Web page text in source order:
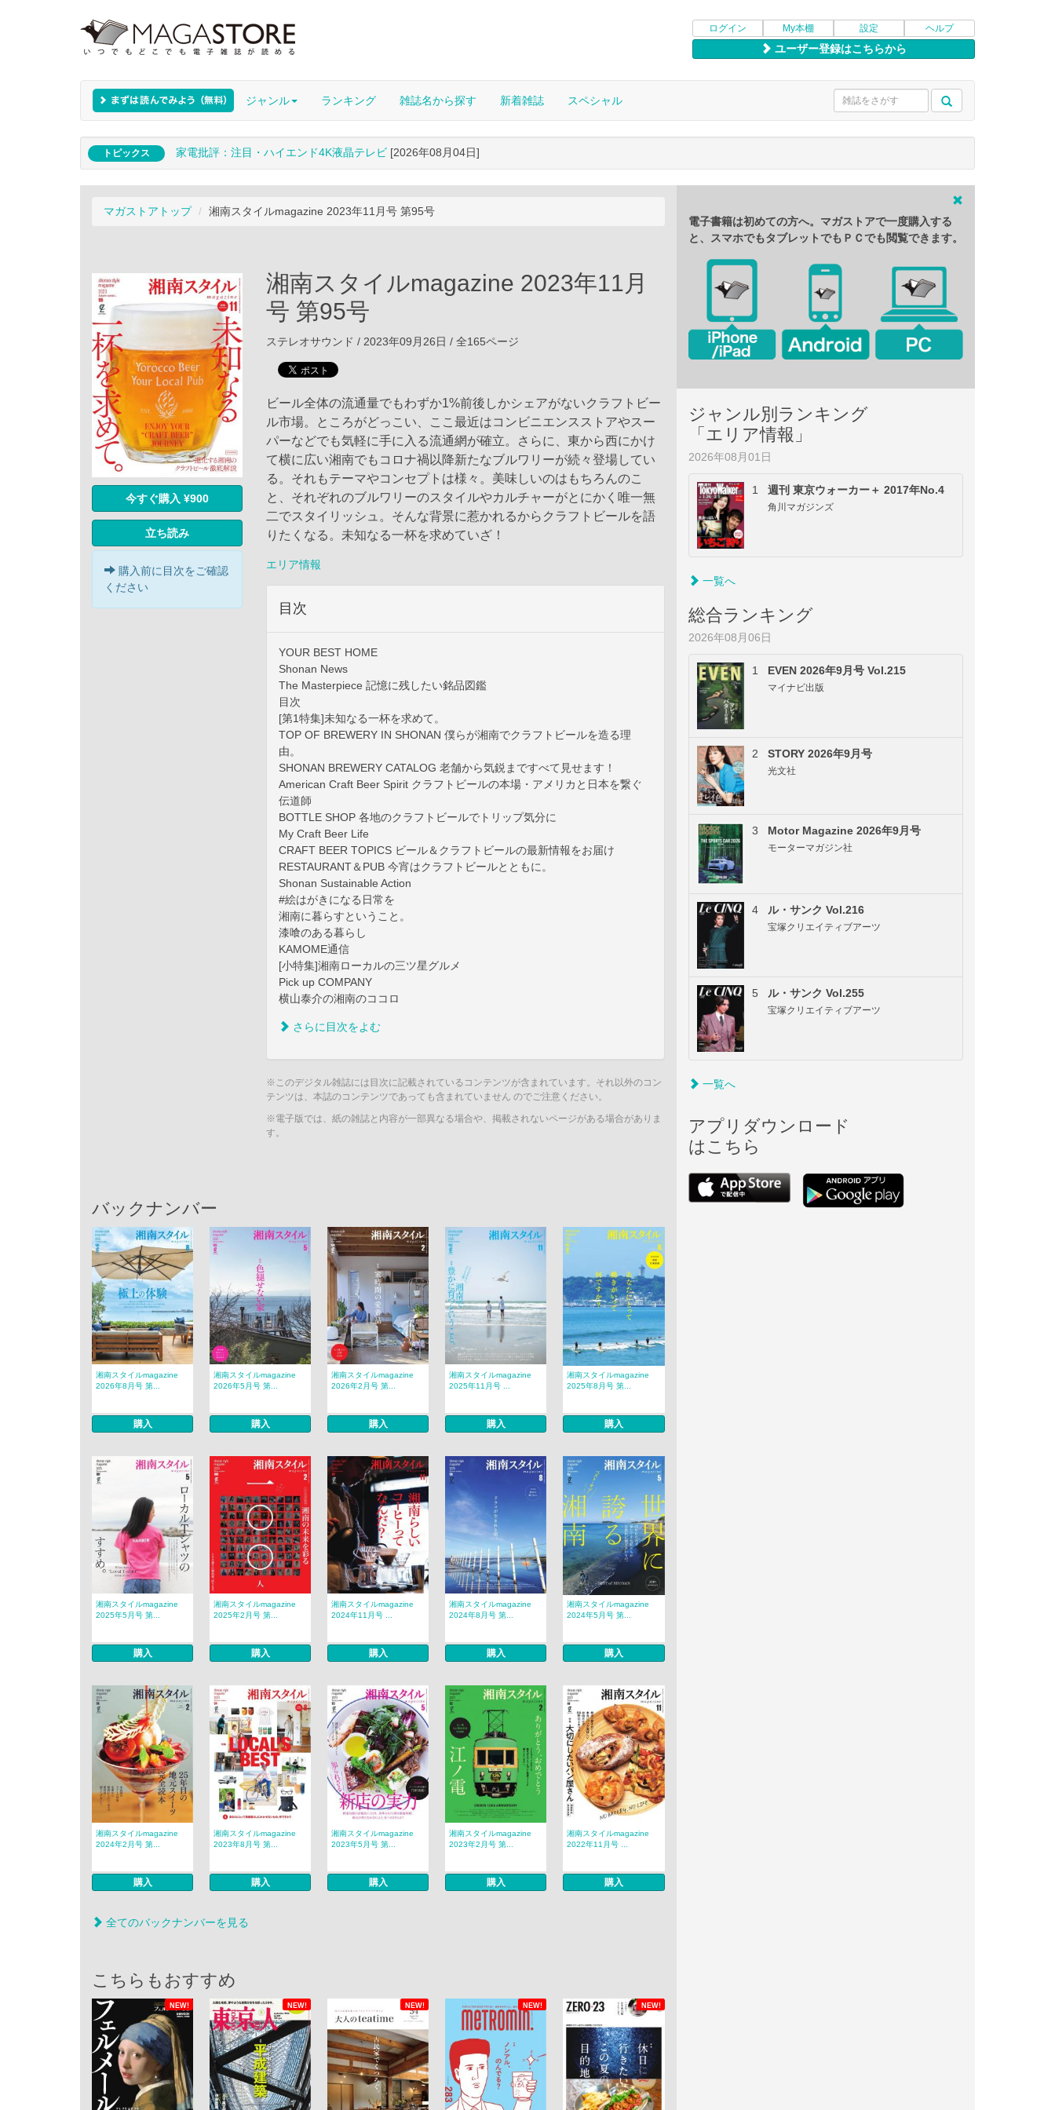
ログイン My本棚 設定 ヘルプ
ユーザー登録はこちらから
ジャンル ランキング 雑誌名から探す 新着雑誌 スペシャル
トピックス 家電批評：注目・ハイエンド4K液晶テレビ [2026年08月04日]
マガストアトップ 湘南スタイルmagazine 2023年11月号 第95号
今すぐ購入 ¥900
立ち読み
購入前に目次をご確認
ください
湘南スタイルmagazine 2023年11月
号 第95号
ステレオサウンド / 2023年09月26日 / 全165ページ
ビール全体の流通量でもわずか1%前後しかシェアがないクラフトビー
ル市場。ところがどっこい、ここ最近はコンビニエンスストアやスー
パーなどでも気軽に手に入る流通網が確立。さらに、東から西にかけ
て横に広い湘南でもコロナ禍以降新たなブルワリーが続々登場してい
る。それもテーマやコンセプトは様々。美味しいのはもちろんのこ
と、それぞれのブルワリーのスタイルやカルチャーがとにかく唯一無
二でスタイリッシュ。そんな背景に惹かれるからクラフトビールを語
りたくなる。未知なる一杯を求めていざ！
エリア情報
目次
YOUR BEST HOME
Shonan News
The Masterpiece 記憶に残したい銘品図鑑
目次
[第1特集]未知なる一杯を求めて。
TOP OF BREWERY IN SHONAN 僕らが湘南でクラフトビールを造る理
由。
SHONAN BREWERY CATALOG 老舗から気鋭まですべて見せます！
American Craft Beer Spirit クラフトビールの本場・アメリカと日本を繋ぐ
伝道師
BOTTLE SHOP 各地のクラフトビールでトリップ気分に
My Craft Beer Life
CRAFT BEER TOPICS ビール＆クラフトビールの最新情報をお届け
RESTAURANT＆PUB 今宵はクラフトビールとともに。
Shonan Sustainable Action
#絵はがきになる日常を
湘南に暮らすということ。
漆喰のある暮らし
KAMOME通信
[小特集]湘南ローカルの三ツ星グルメ
Pick up COMPANY
横山泰介の湘南のココロ
さらに目次をよむ
※このデジタル雑誌には目次に記載されているコンテンツが含まれています。それ以外のコン
テンツは、本誌のコンテンツであっても含まれていません のでご注意ください。
※電子版では、紙の雑誌と内容が一部異なる場合や、掲載されないページがある場合がありま
す。
バックナンバー
湘南スタイルmagazine
2026年8月号 第...
購入
湘南スタイルmagazine
2026年5月号 第...
購入
湘南スタイルmagazine
2026年2月号 第...
購入
湘南スタイルmagazine
2025年11月号 ...
購入
湘南スタイルmagazine
2025年8月号 第...
購入
湘南スタイルmagazine
2025年5月号 第...
購入
湘南スタイルmagazine
2025年2月号 第...
購入
湘南スタイルmagazine
2024年11月号 ...
購入
湘南スタイルmagazine
2024年8月号 第...
購入
湘南スタイルmagazine
2024年5月号 第...
購入
湘南スタイルmagazine
2024年2月号 第...
購入
湘南スタイルmagazine
2023年8月号 第...
購入
湘南スタイルmagazine
2023年5月号 第...
購入
湘南スタイルmagazine
2023年2月号 第...
購入
湘南スタイルmagazine
2022年11月号 ...
購入
全てのバックナンバーを見る
こちらもおすすめ
NEW! NEW! NEW! NEW! NEW!
電子書籍は初めての方へ。マガストアで一度購入する
と、スマホでもタブレットでもＰＣでも閲覧できます。
ジャンル別ランキング
「エリア情報」
2026年08月01日
1 週刊 東京ウォーカー＋ 2017年No.4
角川マガジンズ
一覧へ
総合ランキング
2026年08月06日
1 EVEN 2026年9月号 Vol.215
マイナビ出版
2 STORY 2026年9月号
光文社
3 Motor Magazine 2026年9月号
モーターマガジン社
4 ル・サンク Vol.216
宝塚クリエイティブアーツ
5 ル・サンク Vol.255
宝塚クリエイティブアーツ
一覧へ
アプリダウンロード
はこちら